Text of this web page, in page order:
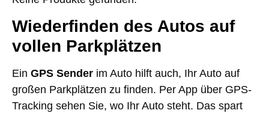
Wiederfinden des Autos auf
vollen Parkplätzen
Ein GPS Sender im Auto hilft auch, Ihr Auto auf
großen Parkplätzen zu finden. Per App über GPS-
Tracking sehen Sie, wo Ihr Auto steht. Das spart